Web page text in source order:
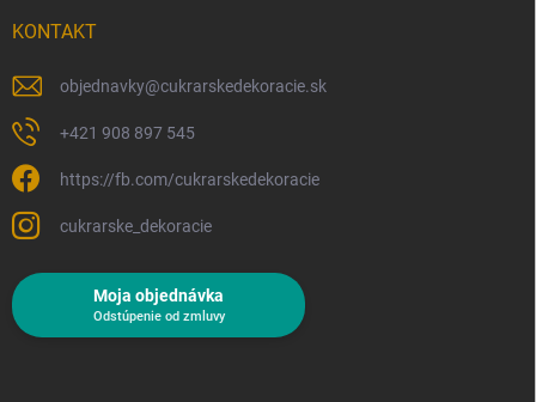
KONTAKT
objednavky@cukrarskedekoracie.sk
+421 908 897 545
https://fb.com/cukrarskedekoracie
cukrarske_dekoracie
Moja objednávka
Odstúpenie od zmluvy